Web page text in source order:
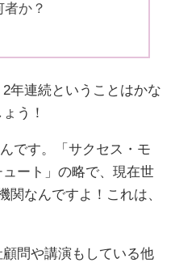
か？
年連続ということはかな
う！
です。「サクセス・モ
ート」の略で、現在世
関なんですよ！これは、
問や講演もしている他